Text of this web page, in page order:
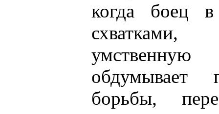
когда боец
умственную
обдумывает
борьбы,